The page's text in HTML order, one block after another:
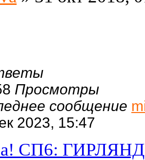
Просмотры
сообщение
2023, 15:47
СП6: